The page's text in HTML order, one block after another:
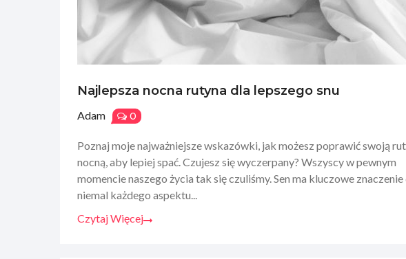
Najlepsza nocna rutyna dla lepszego snu
Adam 0
Poznaj moje najważniejsze wskazówki, jak możesz poprawić swoją
nocną, aby lepiej spać. Czujesz się wyczerpany? Wszyscy w pewnym
momencie naszego życia tak się czuliśmy. Sen ma kluczowe znaczenie
niemal każdego aspektu...
Czytaj Więcej